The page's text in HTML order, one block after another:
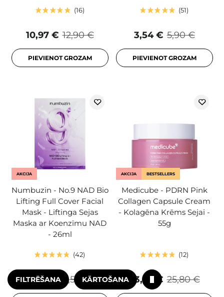
16
12,90 €
10,97 €
PIEVIENOT GROZAM
51
5,90 €
3,54 €
PIEVIENOT GROZAM
AKCIJA
Numbuzin - No.9 NAD Bio
Lifting Full Cover Facial
Mask - Liftinga Sejas
Maska ar Koenzīmu NAD
- 26ml
42
5,50 €
4,40 €
AKCIJA BESTSELLERS
Medicube - PDRN Pink
Collagen Capsule Cream
- Kolagēna Krēms Sejai -
55g
12
25,80 €
23,22 €
FILTRĒŠANA KĀRTOŠANA